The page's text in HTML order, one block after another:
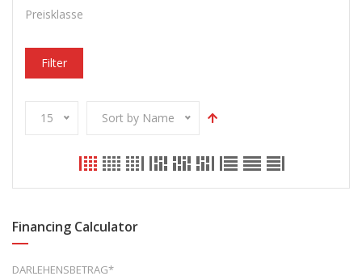
Preisklasse
Filter
15 Sort by Name
Financing Calculator
DARLEHENSBETRAG*